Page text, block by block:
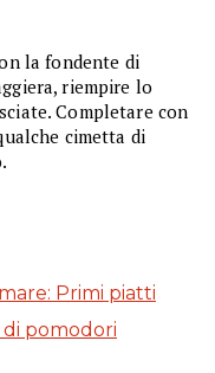
la fondente di
riempire lo
Completare con
cimetta di
Primi piatti
pomodori